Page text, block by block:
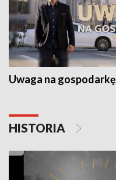
Uwaga na gospodarkę
HISTORIA